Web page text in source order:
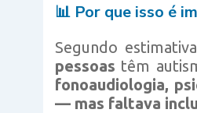
📊 Por que isso é
Segundo
pessoas têm
fonoaudiologia,
— mas faltava